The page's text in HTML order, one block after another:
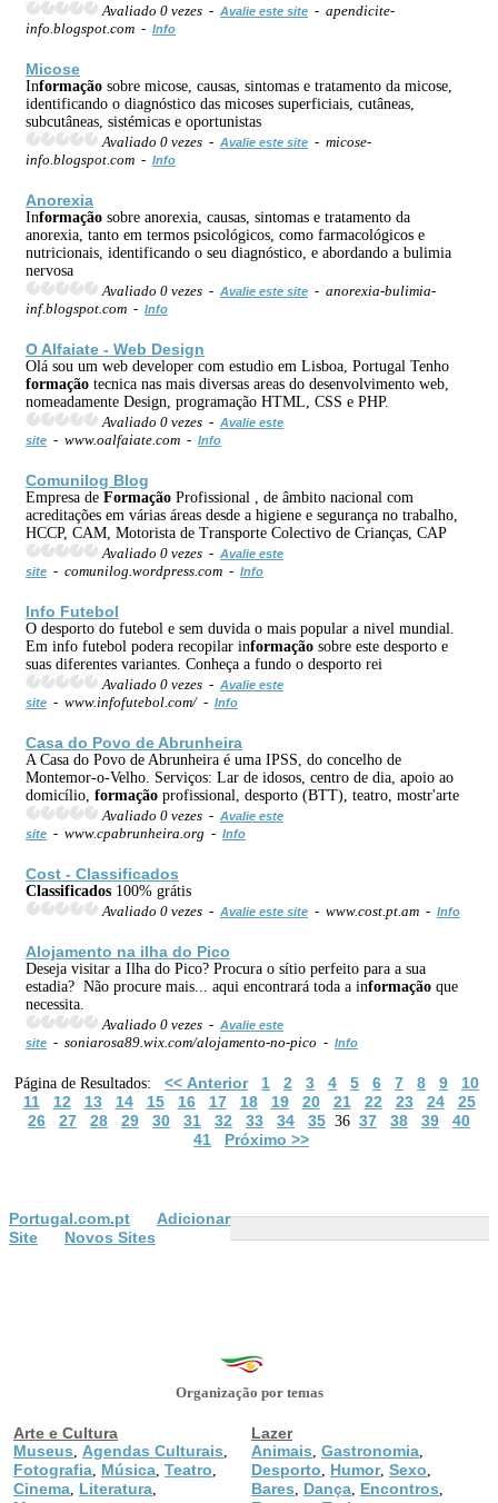
Avaliado 0 vezes - Avalie este site - apendicite-
info.blogspot.com - Info
Micose
Informação sobre micose, causas, sintomas e tratamento da micose,
identificando o diagnóstico das micoses superficiais, cutâneas,
subcutâneas, sistémicas e oportunistas
Avaliado 0 vezes - Avalie este site - micose-
info.blogspot.com - Info
Anorexia
Informação sobre anorexia, causas, sintomas e tratamento da
anorexia, tanto em termos psicológicos, como farmacológicos e
nutricionais, identificando o seu diagnóstico, e abordando a bulimia
nervosa
Avaliado 0 vezes - Avalie este site - anorexia-bulimia-
inf.blogspot.com - Info
O Alfaiate - Web Design
Olá sou um web developer com estudio em Lisboa, Portugal Tenho
formação tecnica nas mais diversas areas do desenvolvimento web,
nomeadamente Design, programação HTML, CSS e PHP.
Avaliado 0 vezes - Avalie este
site - www.oalfaiate.com - Info
Comunilog Blog
Empresa de Formação Profissional , de âmbito nacional com
acreditações em várias áreas desde a higiene e segurança no trabalho,
HCCP, CAM, Motorista de Transporte Colectivo de Crianças, CAP
Avaliado 0 vezes - Avalie este
site - comunilog.wordpress.com - Info
Info Futebol
O desporto do futebol e sem duvida o mais popular a nivel mundial.
Em info futebol podera recopilar informação sobre este desporto e
suas diferentes variantes. Conheça a fundo o desporto rei
Avaliado 0 vezes - Avalie este
site - www.infofutebol.com/ - Info
Casa do Povo de Abrunheira
A Casa do Povo de Abrunheira é uma IPSS, do concelho de
Montemor-o-Velho. Serviços: Lar de idosos, centro de dia, apoio ao
domicílio, formação profissional, desporto (BTT), teatro, mostr'arte
Avaliado 0 vezes - Avalie este
site - www.cpabrunheira.org - Info
Cost - Classificados
Classificados 100% grátis
Avaliado 0 vezes - Avalie este site - www.cost.pt.am - Info
Alojamento na ilha do Pico
Deseja visitar a Ilha do Pico? Procura o sítio perfeito para a sua
estadia? Não procure mais... aqui encontrará toda a informação que
necessita.
Avaliado 0 vezes - Avalie este
site - soniarosa89.wix.com/alojamento-no-pico - Info
Página de Resultados: << Anterior 1 2 3 4 5 6 7 8 9
10
11
12 13 14 15 16 17 18 19 20 21 22 23 24
25
26
27 28 29 30 31 32 33 34 35 36 37 38 39
40
41
Próximo >>
Portugal.com.pt
Adicionar
Site
Novos Sites
Organização por temas
Arte e Cultura
Museus
Agendas Culturais
Fotografia Música Teatro
Cinema Literatura
Lazer
Animais Gastronomia
Desporto Humor, Sexo
Bares Dança Encontros